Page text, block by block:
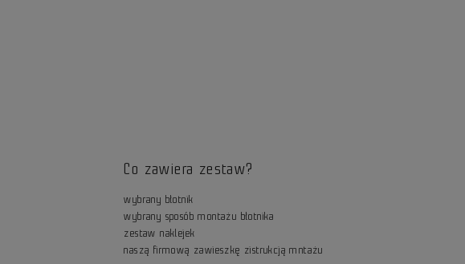
Co zawiera zestaw?
wybrany błotnik
wybrany sposób montażu błotnika
zestaw naklejek
naszą firmową zawieszkę zistrukcją mntażu